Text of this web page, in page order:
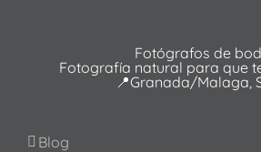
Fotógrafos de
Fotografía natural para que
📍Granada/Malaga,
Blog